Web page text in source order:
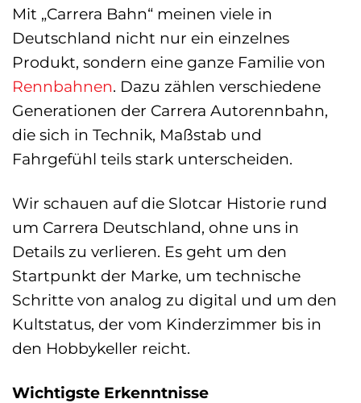
Mit „Carrera Bahn“ meinen viele in
Deutschland nicht nur ein einzelnes
Produkt, sondern eine ganze Familie von
Rennbahnen. Dazu zählen verschiedene
Generationen der Carrera Autorennbahn,
die sich in Technik, Maßstab und
Fahrgefühl teils stark unterscheiden.
Wir schauen auf die Slotcar Historie rund
um Carrera Deutschland, ohne uns in
Details zu verlieren. Es geht um den
Startpunkt der Marke, um technische
Schritte von analog zu digital und um den
Kultstatus, der vom Kinderzimmer bis in
den Hobbykeller reicht.
Wichtigste Erkenntnisse